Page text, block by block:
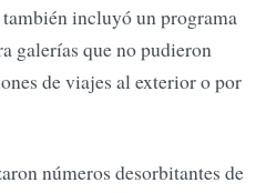
incluyó un programa
galerías que no pudieron
de viajes al exterior o por
números desorbitantes de